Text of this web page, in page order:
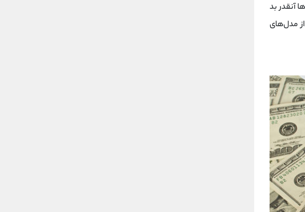
درآمد کسب کند اما یک هفته بعد Pixelmon NFT منتشر شد که کیفیت بسیار پایینی داشت. NFT ها آنقدر بد
مدل‌های